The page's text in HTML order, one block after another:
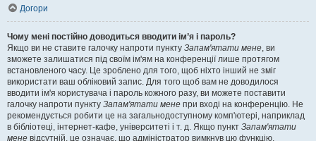
Догори
Чому мені постійно доводиться вводити ім’я і пароль?
Якщо ви не ставите галочку напроти пункту Запам'ятати мене, ви
зможете залишатися під своїм ім'ям на конференції лише протягом
встановленого часу. Це зроблено для того, щоб ніхто інший не зміг
використати ваш обліковий запис. Для того щоб вам не доводилося
вводити ім'я користувача і пароль кожного разу, ви можете поставити
галочку напроти пункту Запам'ятати мене при вході на конференцію. Не
рекомендується робити це на загальнодоступному комп'ютері, наприклад
в бібліотеці, інтернет-кафе, університеті і т. д. Якщо пункт Запам'ятати
мене відсутній, це означає, що адміністратор вимкнув цю функцію.